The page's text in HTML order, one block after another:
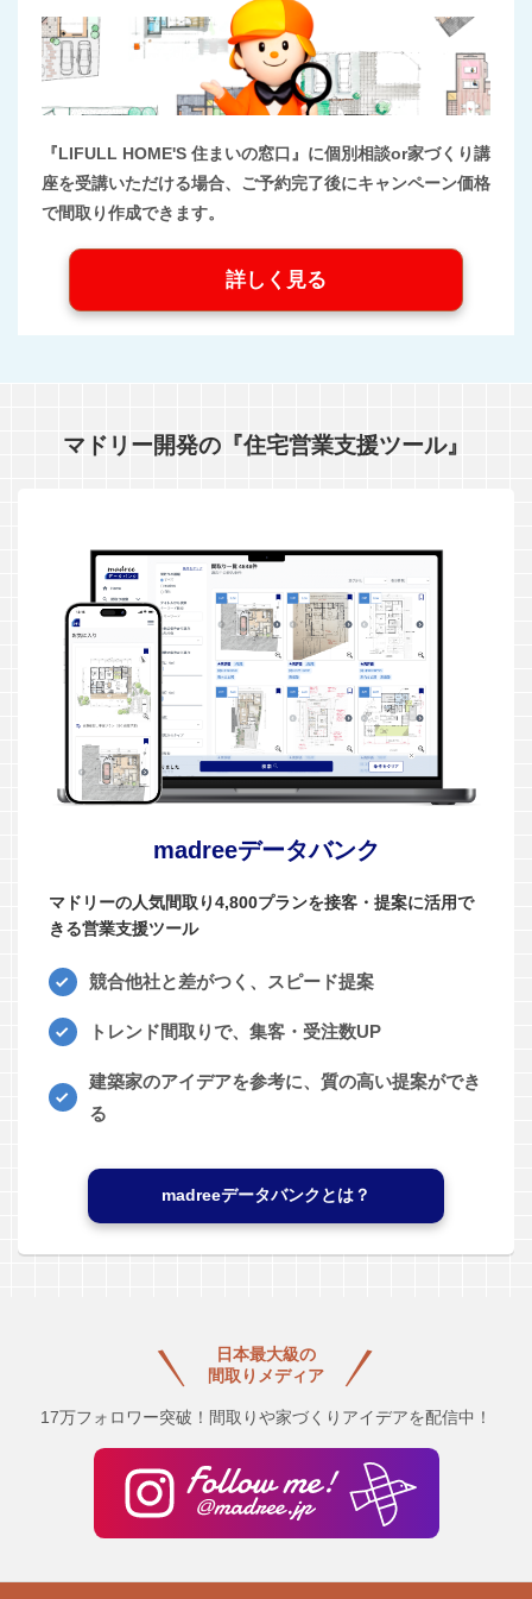
『LIFULL HOME'S 住まいの窓口』に個別相談or家づくり講
座を受講いただける場合、ご予約完了後にキャンペーン価格
で間取り作成できます。
詳しく見る
マドリー開発の『住宅営業支援ツール』
madreeデータバンク
マドリーの人気間取り4,800プランを接客・提案に活用で
きる営業支援ツール
競合他社と差がつく、スピード提案
トレンド間取りで、集客・受注数UP
建築家のアイデアを参考に、質の高い提案ができ
る
madreeデータバンクとは？
日本最大級の
間取りメディア
17万フォロワー突破！間取りや家づくりアイデアを配信中！